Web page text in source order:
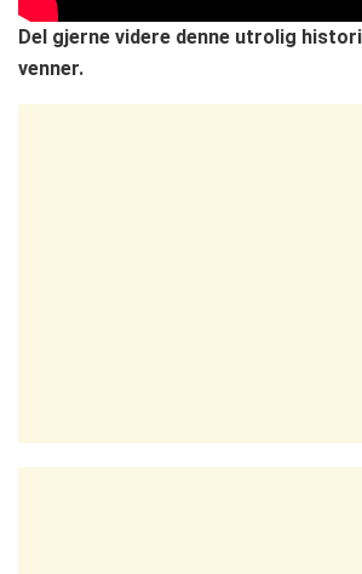
Del gjerne videre denne utrolig
venner.